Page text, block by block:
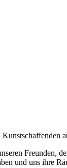
Freunden,
und uns ihre